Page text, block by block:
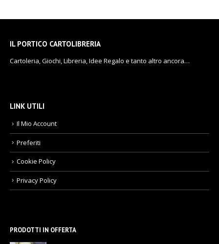
IL PORTICO CARTOLIBRERIA
Cartoleria, Giochi, Libreria, Idee Regalo e tanto altro ancora…
LINK UTILI
Il Mio Account
Preferiti
Cookie Policy
Privacy Policy
PRODOTTI IN OFFERTA